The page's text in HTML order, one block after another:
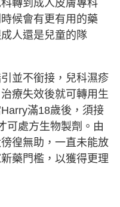
轉到成人皮膚專科
候會有更有用的藥
人還是兒童的隊
並不銜接，兒科濕疹
療失效後就可轉用生
滿18歲後，須接
可處方生物製劑。由
徨無助，一直未能放
藥門檻，以獲得更理